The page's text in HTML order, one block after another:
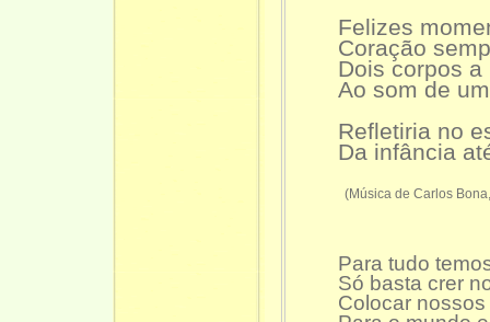
Felizes
Coração
Dois corpos
Ao som de
Refletiria no
Da infância
(Música de Carlos
Para tudo
Só basta crer
Colocar